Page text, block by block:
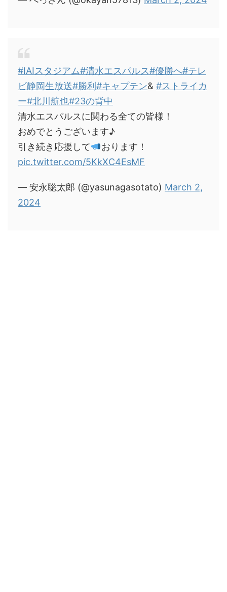
#IAIスタジアム#清水エスパルス#優勝へ#テレ
ビ静岡生放送#勝利 #キャプテン& #ストライカ
ー#北川航也#23の背中
清水エスパルスに関わる全ての皆様！
おめでとうございます♪
引き続き応援して
おります！
pic.twitter.com/5KkXC4EsMF
— 安永聡太郎 (@yasunagasotato) March 2,
2024